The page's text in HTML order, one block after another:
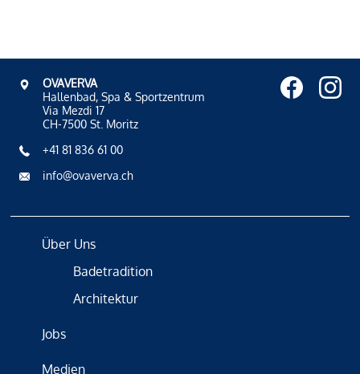
OVAVERVA
Hallenbad, Spa & Sportzentrum
Via Mezdi 17
CH-7500 St. Moritz
+41 81 836 61 00
info@ovaverva.ch
Über Uns
Badetradition
Architektur
Jobs
Medien